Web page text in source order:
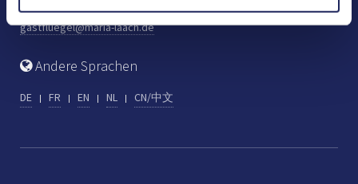
Fax: +49 (0) 2652 59-282
gastfluegel@maria-laach.de
Andere Sprachen
DE FR EN NL CN/中文